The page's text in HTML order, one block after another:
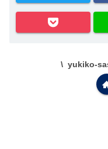
yukiko-